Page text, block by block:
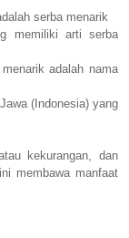
serba menarik
memiliki arti serba
adalah nama
(Indonesia) yang
kekurangan, dan
membawa manfaat